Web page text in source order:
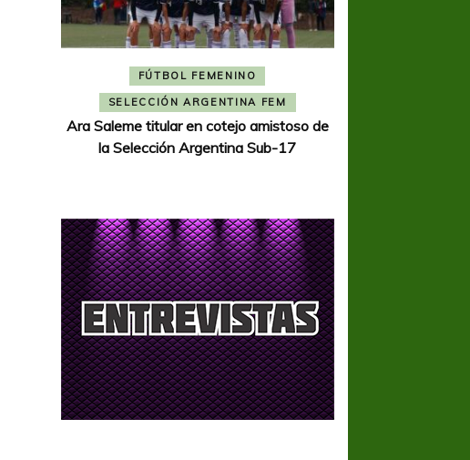
FÚTBOL FEMENINO
SELECCIÓN ARGENTINA FEM
Ara Saleme titular en cotejo amistoso de
la Selección Argentina Sub-17